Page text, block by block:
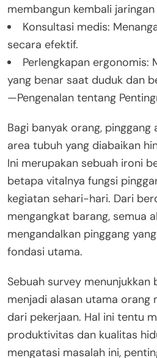
membangun kembali
Konsultasi medis:
secara efektif.
Perlengkapan ergonomis:
yang benar saat duduk dan
—Pengenalan tentang
Bagi banyak orang, pinggang
area tubuh yang diabaikan
Ini merupakan sebuah ironi
betapa vitalnya fungsi
kegiatan sehari-hari. Dari
mengangkat barang, semua
mengandalkan pinggang
fondasi utama.
Sebuah survey menunjukkan
menjadi alasan utama orang
dari pekerjaan. Hal ini tentu
produktivitas dan kualitas
mengatasi masalah ini,